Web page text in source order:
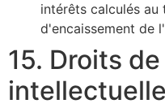
intérêts calculés
d'encaissement de
15. Droits
intellectuelle